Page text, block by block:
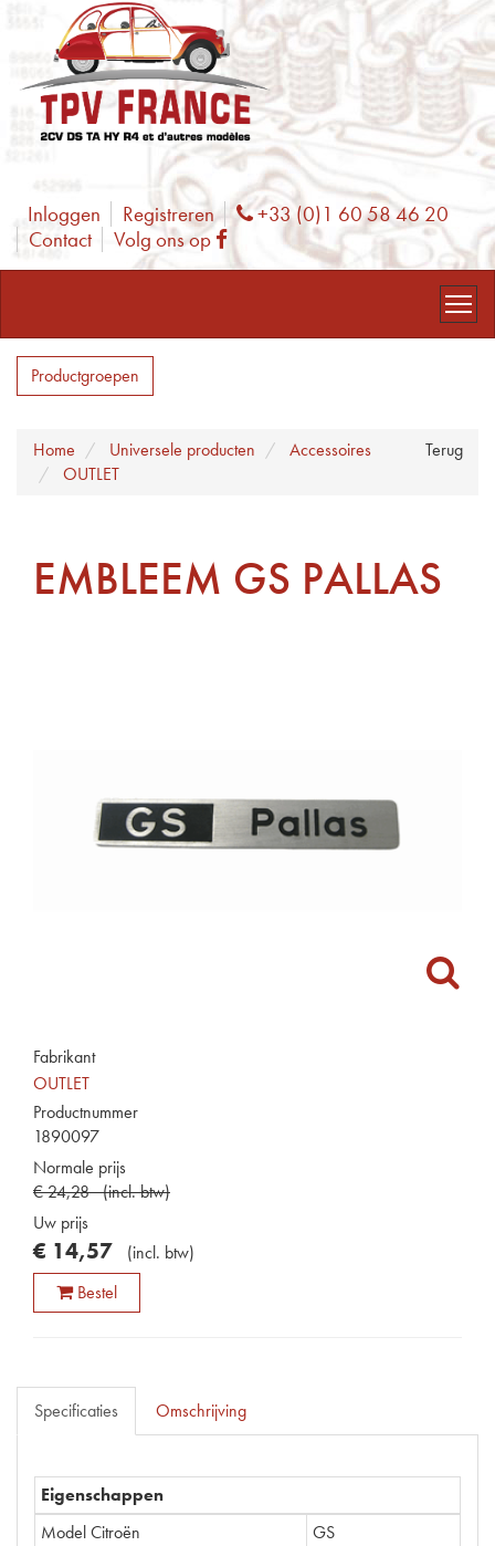
Inloggen Registreren Phone
+33 (0)1 60 58 46 20
Contact
Volg ons op Facebook
Productgroepen
Terug
Home Universele producten
Accessoires
OUTLET
EMBLEEM GS PALLAS
Fabrikant
OUTLET
Productnummer
1890097
Normale prijs
€24,28 (incl. btw)
Uw prijs
€ 14,57 (incl. btw)
Bestel
Specificaties Omschrijving
Eigenschappen
Model Citroën
GS